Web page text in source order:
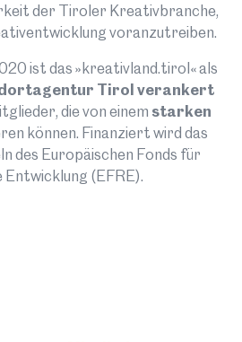
der Tiroler Kreativbranche,
voranzutreiben.
ist das »kreativland.tirol« als
Tirol verankert
die von einem starken
können. Finanziert wird das
des Europäischen Fonds für
Entwicklung (EFRE).
des Fö N Festivals:
Ferlaino (Uni Innsbruck,
Vortrag, Schauspieler
Harald Lesch
Hüsch, dazu Konzert mit
erforderlich.
6, 6020 Innsbruck
18:00 – 23:00